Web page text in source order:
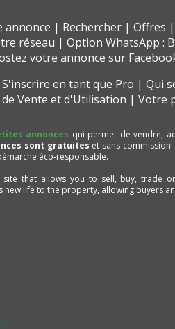
annonce Rechercher Offres
réseau
Option WhatsApp :
votre annonce sur
S'inscrire en tant que Pro Qui
Vente et d'Utilisation
Votre
annonces qui permet de vendre,
sont gratuites et sans commission.
éco-responsable.
site that allows you to sell, buy, trade
new life to the property, allowing buyers